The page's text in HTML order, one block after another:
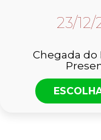
23/
Chegada do